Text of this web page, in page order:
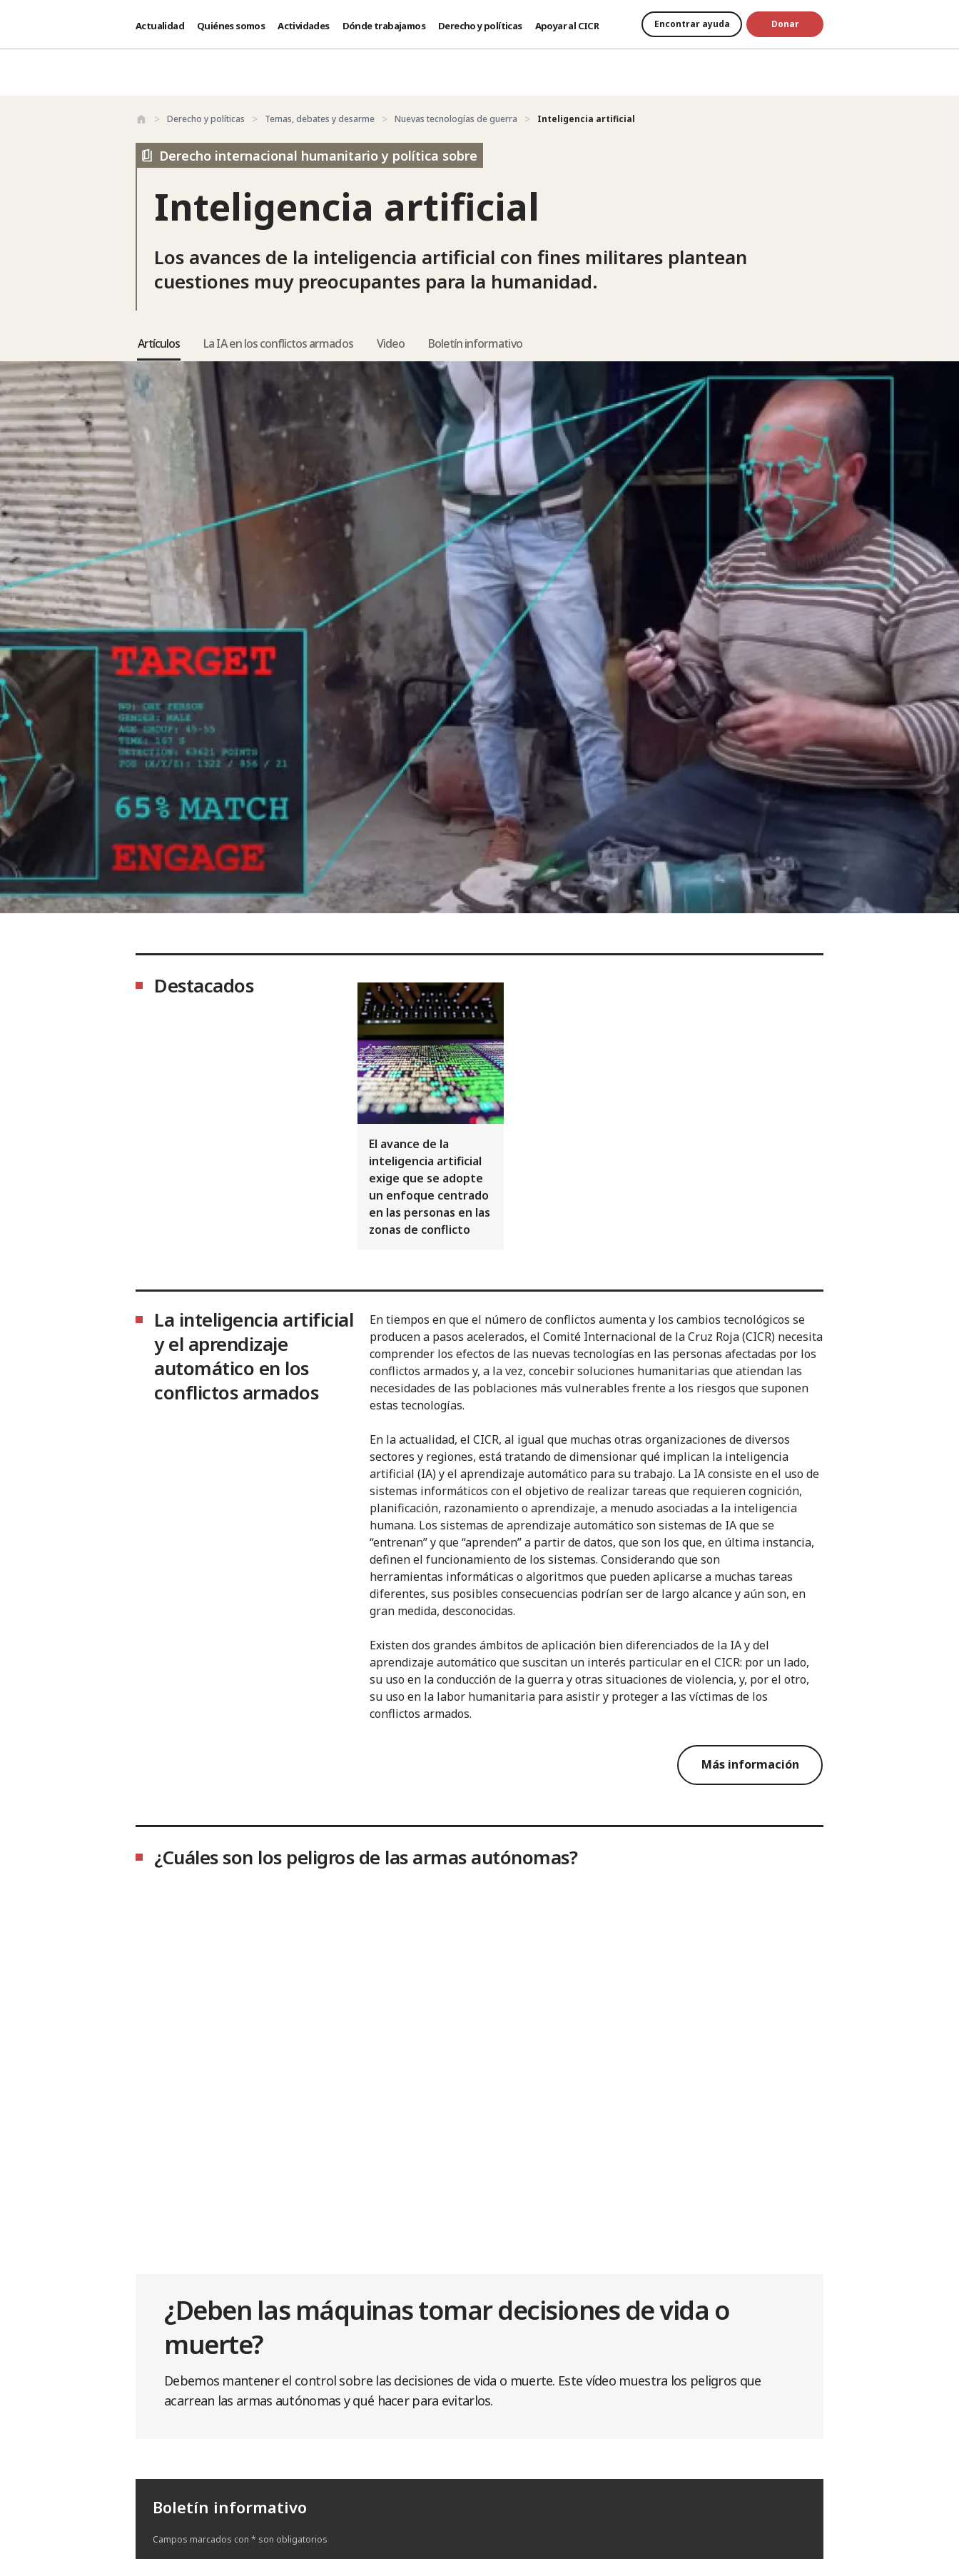
Actualidad Quiénes somos Actividades Dónde trabajamos Derecho y políticas Apoyar al CICR Encontrar ayuda Donar
Derecho y políticas Temas, debates y desarme Nuevas tecnologías de guerra Inteligencia artificial
Derecho internacional humanitario y política sobre
Inteligencia artificial
Los avances de la inteligencia artificial con fines militares plantean
cuestiones muy preocupantes para la humanidad.
Artículos La IA en los conflictos armados Video Boletín informativo
Destacados
El avance de la
inteligencia artificial
exige que se adopte
un enfoque centrado
en las personas en las
zonas de conflicto
La inteligencia artificial
y el aprendizaje
automático en los
conflictos armados
En tiempos en que el número de conflictos aumenta y los cambios tecnológicos se
producen a pasos acelerados, el Comité Internacional de la Cruz Roja (CICR) necesita
comprender los efectos de las nuevas tecnologías en las personas afectadas por los
conflictos armados y, a la vez, concebir soluciones humanitarias que atiendan las
necesidades de las poblaciones más vulnerables frente a los riesgos que suponen
estas tecnologías.
En la actualidad, el CICR, al igual que muchas otras organizaciones de diversos
sectores y regiones, está tratando de dimensionar qué implican la inteligencia
artificial (IA) y el aprendizaje automático para su trabajo. La IA consiste en el uso de
sistemas informáticos con el objetivo de realizar tareas que requieren cognición,
planificación, razonamiento o aprendizaje, a menudo asociadas a la inteligencia
humana. Los sistemas de aprendizaje automático son sistemas de IA que se
“entrenan” y que “aprenden” a partir de datos, que son los que, en última instancia,
definen el funcionamiento de los sistemas. Considerando que son
herramientas informáticas o algoritmos que pueden aplicarse a muchas tareas
diferentes, sus posibles consecuencias podrían ser de largo alcance y aún son, en
gran medida, desconocidas.
Existen dos grandes ámbitos de aplicación bien diferenciados de la IA y del
aprendizaje automático que suscitan un interés particular en el CICR: por un lado,
su uso en la conducción de la guerra y otras situaciones de violencia, y, por el otro,
su uso en la labor humanitaria para asistir y proteger a las víctimas de los
conflictos armados.
Más información
¿Cuáles son los peligros de las armas autónomas?
¿Deben las máquinas tomar decisiones de vida o
muerte?
Debemos mantener el control sobre las decisiones de vida o muerte. Este vídeo muestra los peligros que
acarrean las armas autónomas y qué hacer para evitarlos.
Boletín informativo
Campos marcados con * son obligatorios